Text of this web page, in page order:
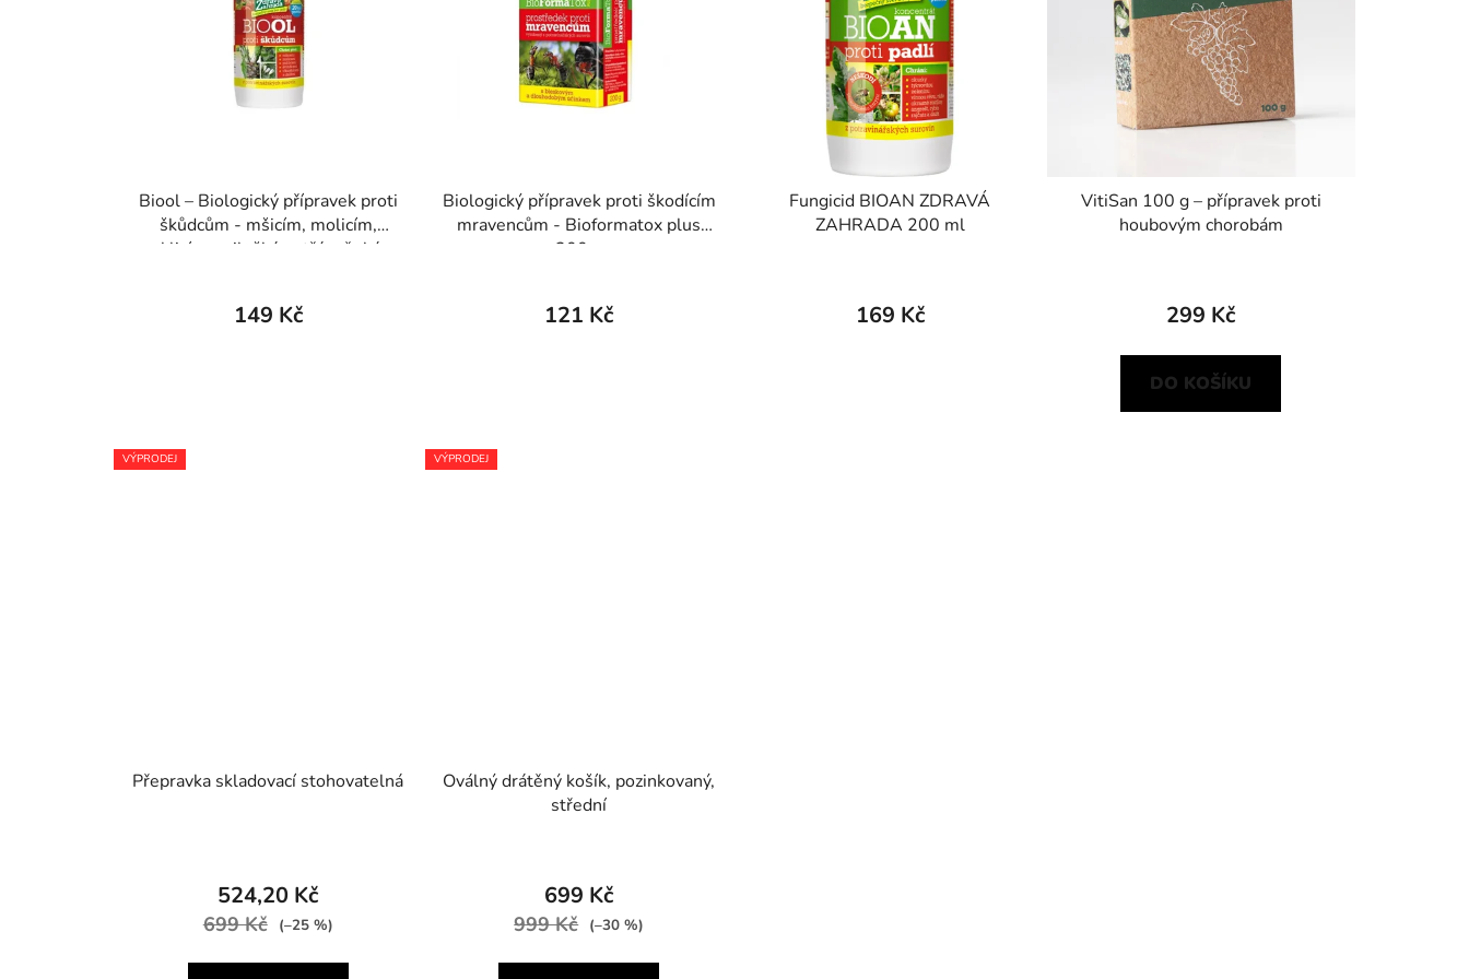
Biool – Biologický přípravek proti
škůdcům - mšicím, molicím,
puklicím, sviluškám, třásněnkám
149 Kč
Biologický přípravek proti škodícím
mravencům - Bioformatox plus
200 g
121 Kč
Fungicid BIOAN ZDRAVÁ
ZAHRADA 200 ml
169 Kč
VitiSan 100 g – přípravek proti
houbovým chorobám
299 Kč
DO KOŠÍKU
VÝPRODEJ
Přepravka skladovací stohovatelná
524,20 Kč
699 Kč (–25 %)
VÝPRODEJ
Oválný drátěný košík, pozinkovaný,
střední
699 Kč
999 Kč (–30 %)